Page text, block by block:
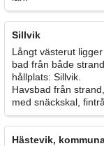
Sillvik
Långt västerut
bad från både
hållplats: Sillvik.
Havsbad från
med snäckskal,
Hästevik,